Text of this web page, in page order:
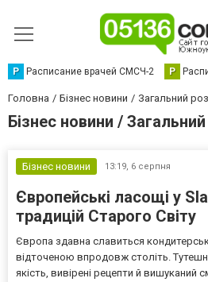
Р Расписание врачей СМСЧ-2 Р
Головна Бізнес новини Загальний
Бізнес новини /
Бізнес новини 13:19, 6 серпня
Європейські ласощі у
традицій Старого Світу
Європа здавна славиться
відточеною впродовж століть.
якість, вивірені рецепти й вишуканий